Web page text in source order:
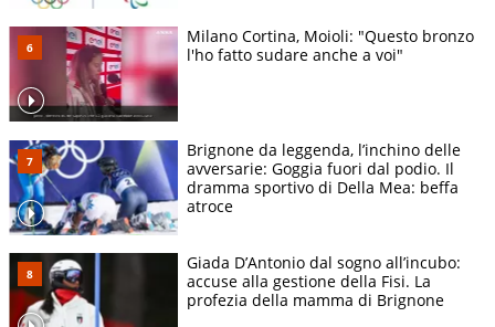
Milano Cortina, Moioli: "Questo bronzo
l'ho fatto sudare anche a voi"
Brignone da leggenda, l’inchino delle
avversarie: Goggia fuori dal podio. Il
dramma sportivo di Della Mea: beffa
atroce
Giada D’Antonio dal sogno all’incubo:
accuse alla gestione della Fisi. La
profezia della mamma di Brignone